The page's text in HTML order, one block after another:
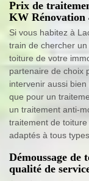
Prix de
KW Rénovation
Si vous habitez à
train de chercher
toiture de votre
partenaire de choix
intervenir aussi
que pour un
un traitement anti-
traitement de
adaptés à tous
Démoussage
qualité de